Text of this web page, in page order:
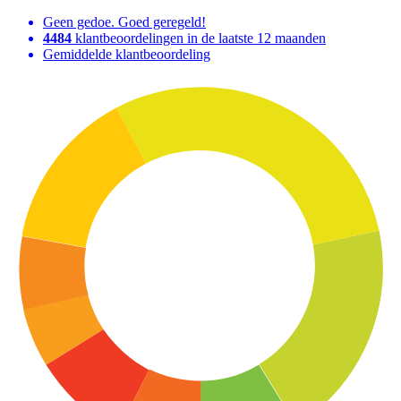
Geen gedoe. Goed geregeld!
4484 klantbeoordelingen in de laatste 12 maanden
Gemiddelde klantbeoordeling